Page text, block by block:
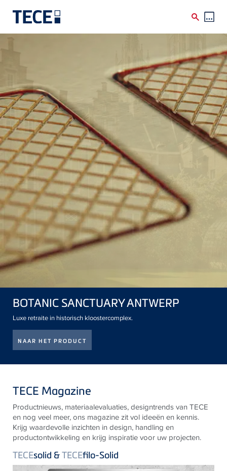
BOTANIC SANCTUARY ANTWERP
Luxe retraite in historisch kloostercomplex.
NAAR HET PRODUCT
TECE Magazine
Productnieuws, materiaalevaluaties, designtrends vanTECE
en nog veel meer, ons magazine zit vol ideeën en kennis.
Krijg waardevolle inzichten in design, handling en
productontwikkeling en krijg inspiratie voor uw projecten.
TECEsolid &TECEfilo-Solid